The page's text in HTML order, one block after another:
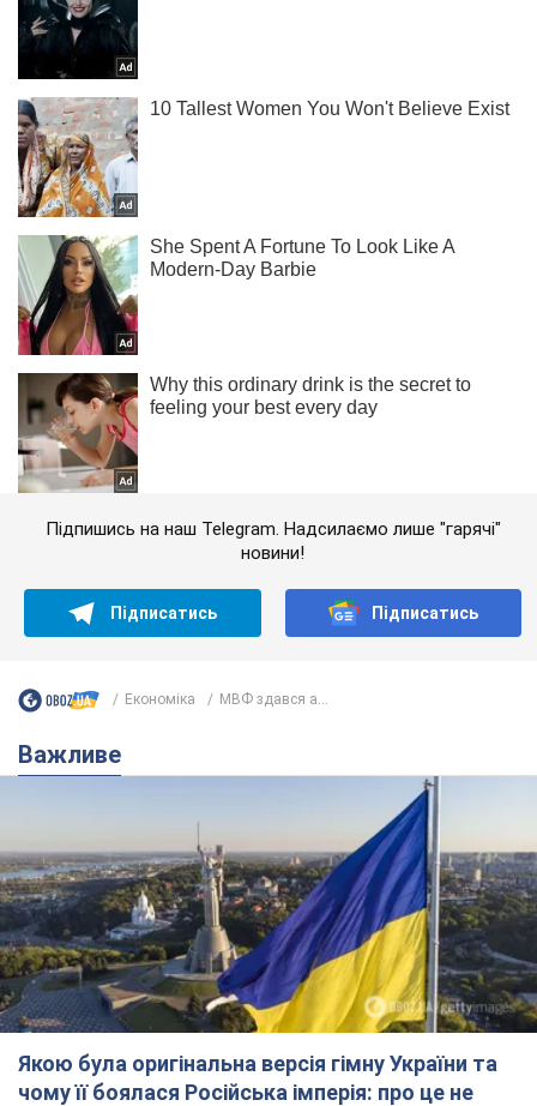
Підпишись на наш Telegram. Надсилаємо лише "гарячі"
новини!
Підписатись Підписатись
Економіка МВФ здався а...
Важливе
Якою була оригінальна версія гімну України та
чому її боялася Російська імперія: про це не